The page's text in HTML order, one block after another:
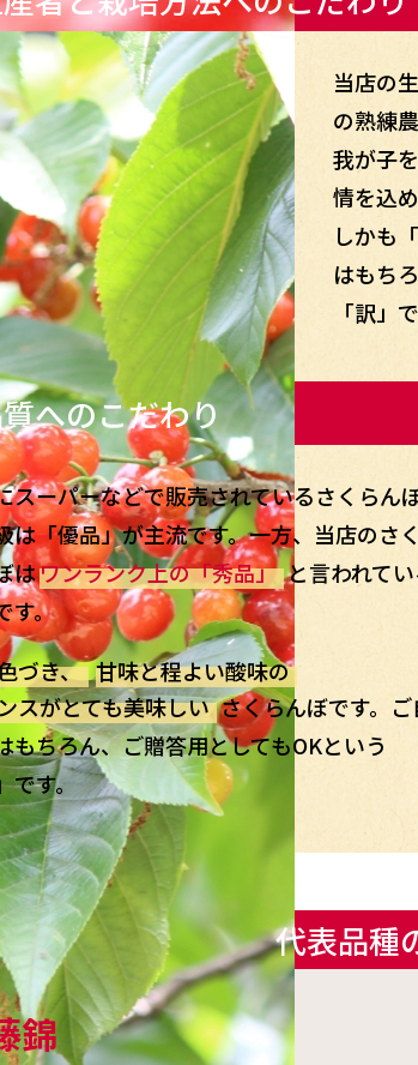
当店の
の熟練
我が子
情を込
しかも「
はもち
「訳」
へのこだわり
スーパーなどで販売されているさくらん
は「優品」が主流です。一方、当店のさく
はワンランク上の「秀品」 と言われて
す。
づき、 甘味と程よい酸味の
スがとても美味しい さくらんぼです。ご
もちろん、ご贈答用としてもOKという
です。
代表品種
錦